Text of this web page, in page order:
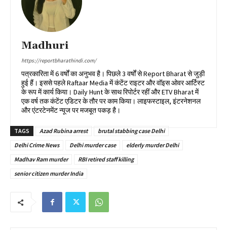
Madhuri
https://reportbharathindi.com/
पत्रकारिता में 6 वर्षों का अनुभव है। पिछले 3 वर्षों से Report Bharat से जुड़ी
हुई हैं। इससे पहले Raftaar Media में कंटेंट राइटर और वॉइस ओवर आर्टिस्ट
के रूप में कार्य किया। Daily Hunt के साथ रिपोर्टर रहीं और ETV Bharat में
एक वर्ष तक कंटेंट एडिटर के तौर पर काम किया। लाइफस्टाइल, इंटरनेशनल
और एंटरटेनमेंट न्यूज पर मजबूत पकड़ है।
TAGS Azad Rubina arrest
brutal stabbing case Delhi
Delhi Crime News
Delhi murder case
elderly murder Delhi
Madhav Ram murder
RBI retired staff killing
senior citizen murder India